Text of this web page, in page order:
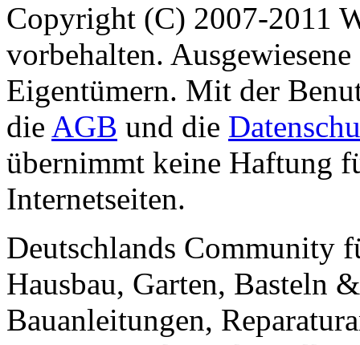
Copyright (C) 2007-2011
vorbehalten.
Eigentümern. Mit der
die AGB und die
übernimmt keine Haftung
Internetseiten.
Deutschlands Community
Hausbau, Garten, Basteln
Bauanleitungen,